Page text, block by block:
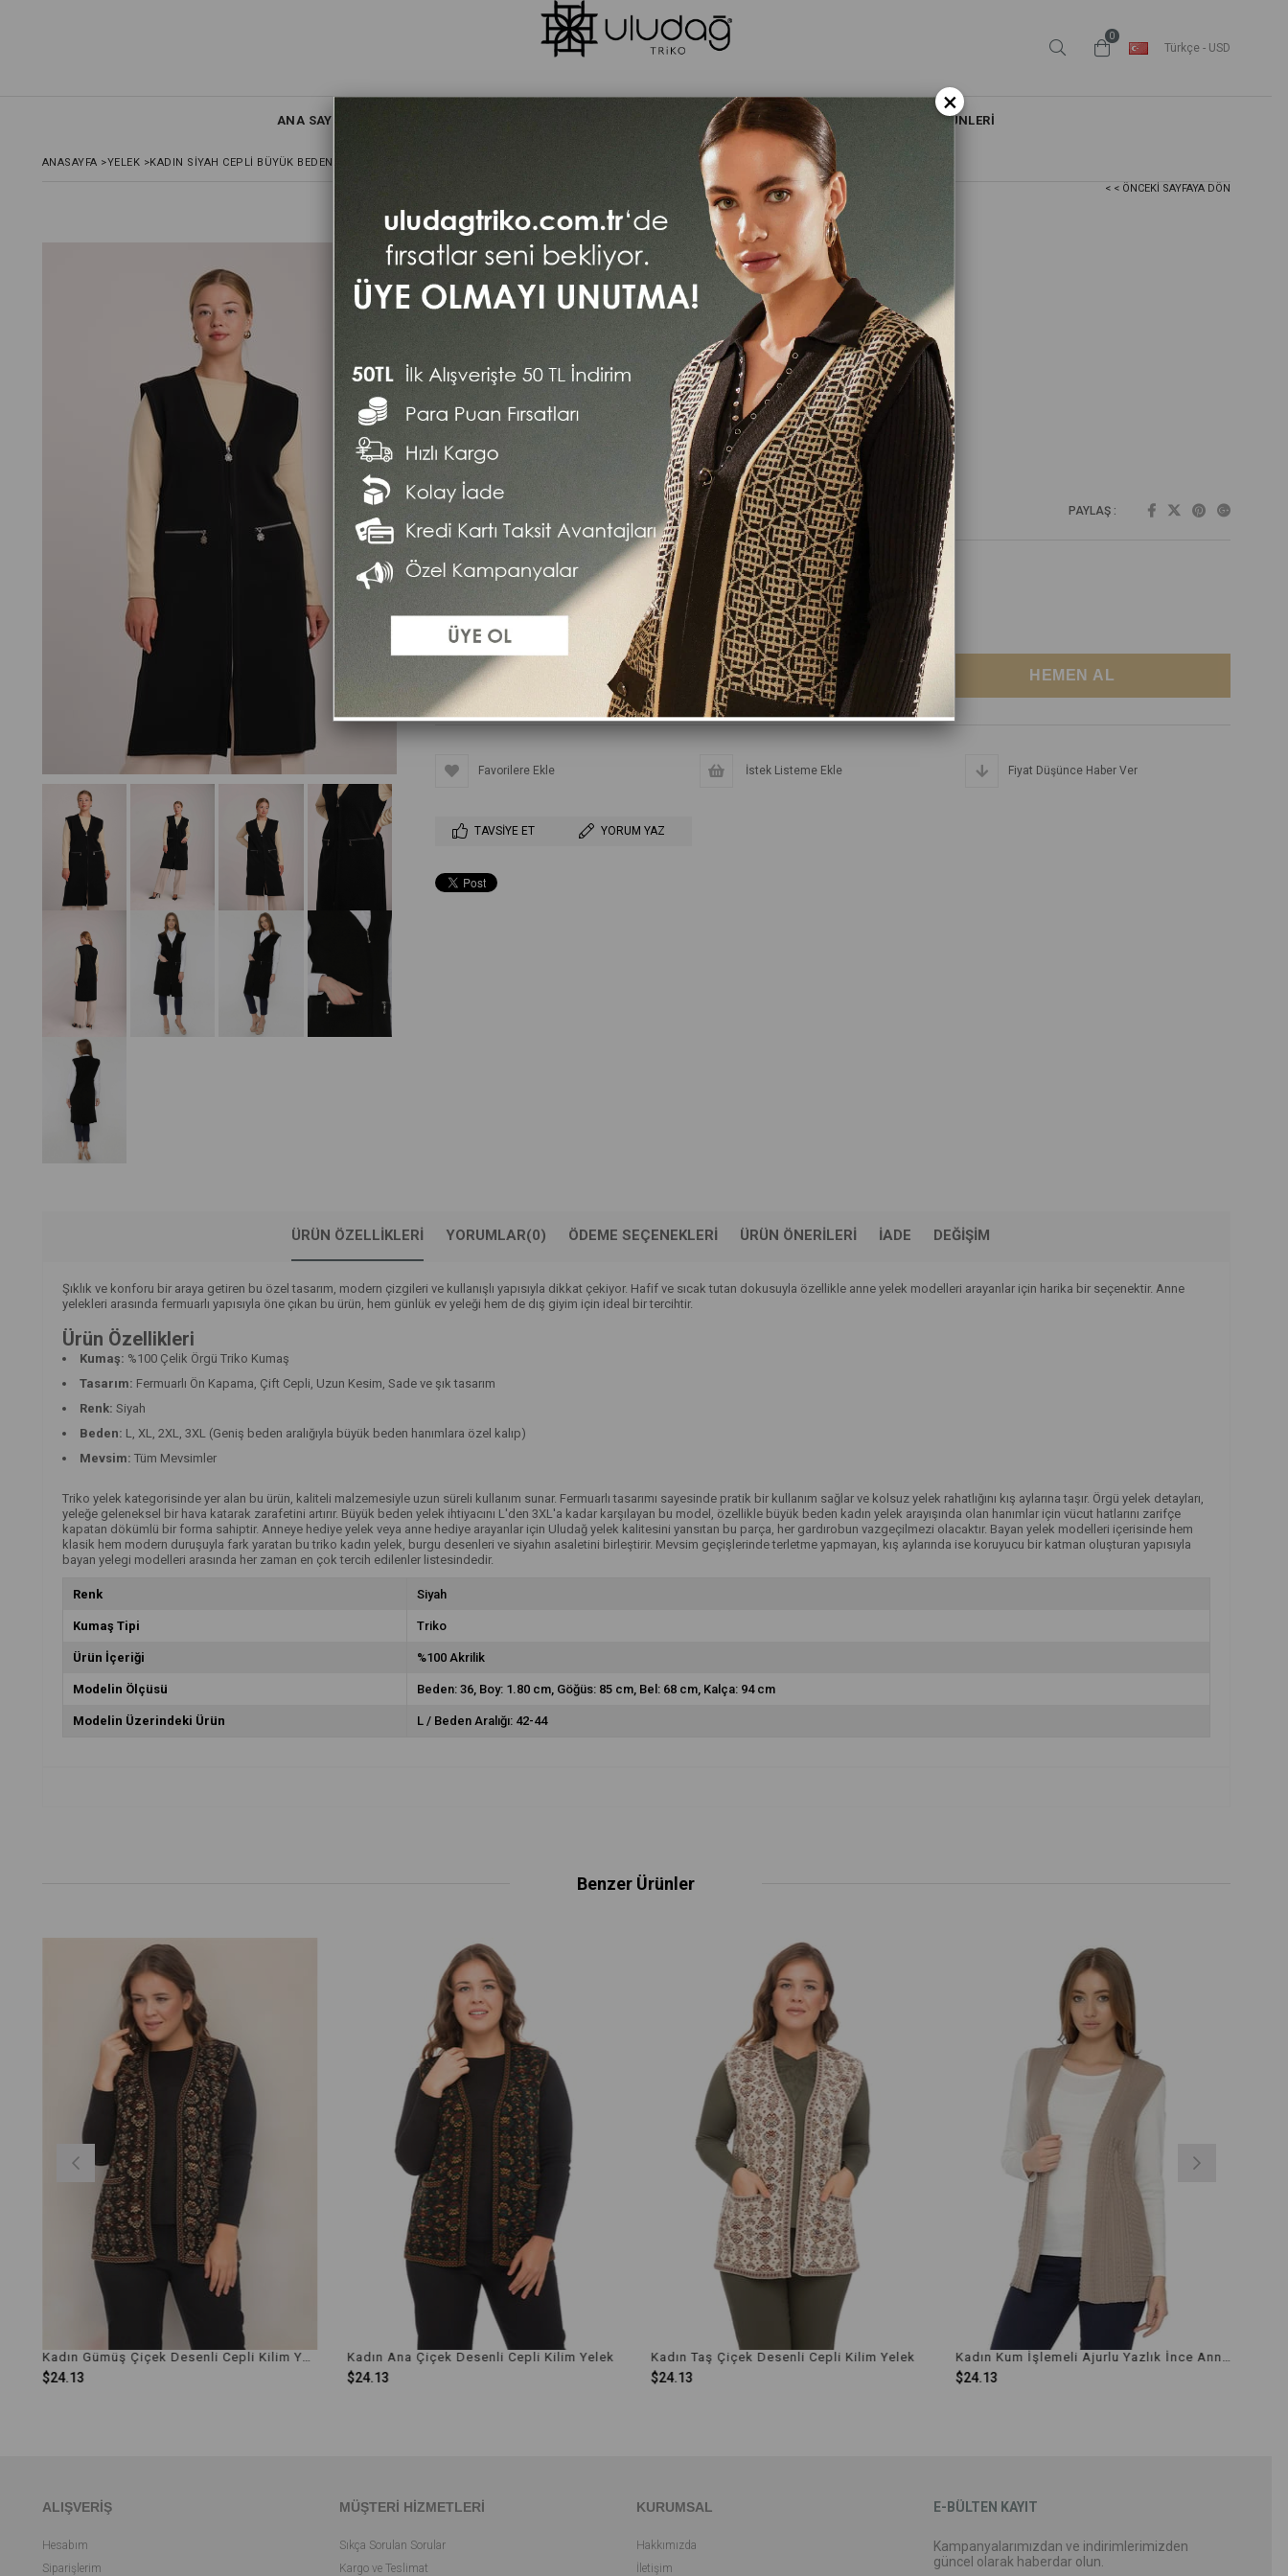
0
Türkçe - USD
ANA SAYFA MAĞAZALARIMIZ FIRSAT ÜRÜNLERİ
ANASAYFA >YELEK >KADIN SIYAH CEPLI BÜYÜK BEDEN FERMUARLI TRIKO UZUN ANNE YELEK
< < ÖNCEKI SAYFAYA DÖN
Kadın Siyah Cepli Büyük Beden Fermuarlı Triko Uzun Anne Yelek
(111.01176)
$35.29 (KDV Dahil)
PAYLAŞ :
BEDEN
XL
Favorilere Ekle İstek Listeme Ekle Fiyat Düşünce Haber Ver
TAVSIYE ET YORUM YAZ
ÜRÜN ÖZELLIKLERI YORUMLAR(0) ÖDEME SEÇENEKLERI ÜRÜN ÖNERILERI İADE DEĞIŞIM
Şıklık ve konforu bir araya getiren bu özel tasarım, modern çizgileri ve kullanışlı yapısıyla dikkat çekiyor. Hafif ve sıcak tutan dokusuyla özellikle anne yelek modelleri arayanlar için harika bir seçenektir. Anne
yelekleri arasında fermuarlı yapısıyla öne çıkan bu ürün, hem günlük ev yeleği hem de dış giyim için ideal bir tercihtir.
Ürün Özellikleri
Kumaş: %100 Çelik Örgü Triko Kumaş
Tasarım: Fermuarlı Ön Kapama, Çift Cepli, Uzun Kesim, Sade ve şık tasarım
Renk: Siyah
Beden: L, XL, 2XL, 3XL (Geniş beden aralığıyla büyük beden hanımlara özel kalıp)
Mevsim: Tüm Mevsimler
Triko yelek kategorisinde yer alan bu ürün, kaliteli malzemesiyle uzun süreli kullanım sunar. Fermuarlı tasarımı sayesinde pratik bir kullanım sağlar ve kolsuz yelek rahatlığını kış aylarına taşır. Örgü yelek detayları,
yeleğe geleneksel bir hava katarak zarafetini artırır. Büyük beden yelek ihtiyacını L'den 3XL'a kadar karşılayan bu model, özellikle büyük beden kadın yelek arayışında olan hanımlar için vücut hatlarını zarifçe
kapatan dökümlü bir forma sahiptir. Anneye hediye yelek veya anne hediye arayanlar için Uludağ yelek kalitesini yansıtan bu parça, her gardırobun vazgeçilmezi olacaktır. Bayan yelek modelleri içerisinde hem
klasik hem modern duruşuyla fark yaratan bu triko kadın yelek, burgu desenleri ve siyahın asaletini birleştirir. Mevsim geçişlerinde terletme yapmayan, kış aylarında ise koruyucu bir katman oluşturan yapısıyla
bayan yelegi modelleri arasında her zaman en çok tercih edilenler listesindedir.
Renk Siyah
Kumaş Tipi Triko
Ürün İçeriği %100 Akrilik
Modelin Ölçüsü Beden: 36, Boy: 1.80 cm, Göğüs: 85 cm, Bel: 68 cm, Kalça: 94 cm
Modelin Üzerindeki Ürün L / Beden Aralığı: 42-44
Benzer Ürünler
Kadın Gümüş Çiçek Desenli Cepli Kilim Yelek Kadın Ana Çiçek Desenli Cepli Kilim Yelek Kadın Taş Çiçek Desenli Cepli Kilim Yelek Kadın Kum İşlemeli Ajurlu Yazlık İnce Anne Yelek
ALIŞVERİŞ
Hesabım
Siparişlerim
MÜŞTERİ HİZMETLERİ
Sıkça Sorulan Sorular
Kargo ve Teslimat
KURUMSAL
Hakkımızda
İletişim
E-BÜLTEN KAYIT
Kampanyalarımızdan ve indirimlerimizden
güncel olarak haberdar olun.
×